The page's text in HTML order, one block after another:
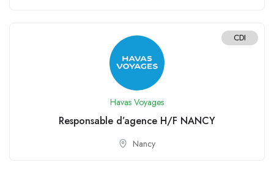
CDI
Havas Voyages
Responsable d’agence H/F NANCY
Nancy